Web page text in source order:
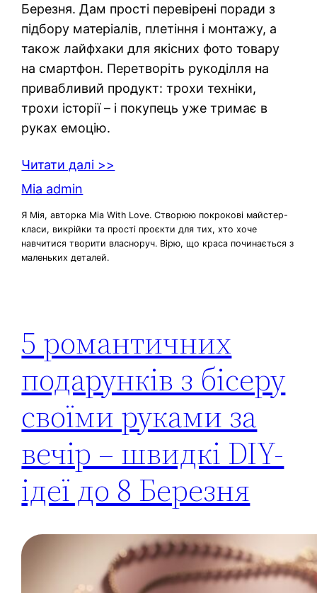
Березня. Дам прості перевірені поради з
підбору матеріалів, плетіння і монтажу, а
також лайфхаки для якісних фото товару
на смартфон. Перетворіть рукоділля на
привабливий продукт: трохи техніки,
трохи історії – і покупець уже тримає в
руках емоцію.
Читати далі >>
Mia admin
Я Мія, авторка Mia With Love. Створюю покрокові майстер-
класи, викрійки та прості проєкти для тих, хто хоче
навчитися творити власноруч. Вірю, що краса починається з
маленьких деталей.
5 романтичних
подарунків з бісеру
своїми руками за
вечір – швидкі DIY-
ідеї до 8 Березня